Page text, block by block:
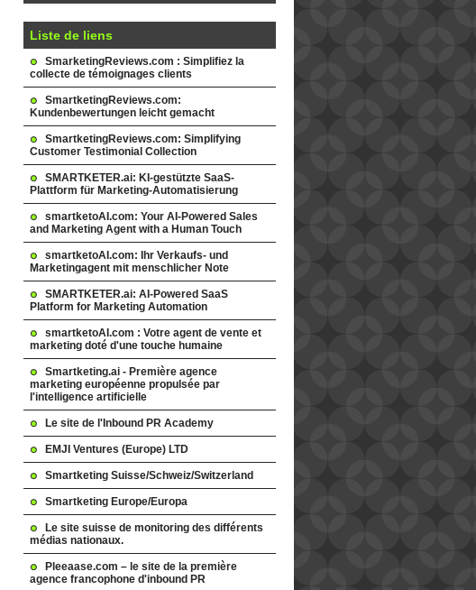
Liste de liens
SmarketingReviews.com : Simplifiez la
collecte de témoignages clients
SmartketingReviews.com:
Kundenbewertungen leicht gemacht
SmartketingReviews.com: Simplifying
Customer Testimonial Collection
SMARTKETER.ai: KI-gestützte SaaS-
Plattform für Marketing-Automatisierung
smartketoAI.com: Your AI-Powered Sales
and Marketing Agent with a Human Touch
smartketoAI.com: Ihr Verkaufs- und
Marketingagent mit menschlicher Note
SMARTKETER.ai: AI-Powered SaaS
Platform for Marketing Automation
smartketoAI.com : Votre agent de vente et
marketing doté d'une touche humaine
Smartketing.ai - Première agence
marketing européenne propulsée par
l'intelligence artificielle
Le site de l'Inbound PR Academy
EMJI Ventures (Europe) LTD
Smartketing Suisse/Schweiz/Switzerland
Smartketing Europe/Europa
Le site suisse de monitoring des différents
médias nationaux.
Pleeaase.com – le site de la première
agence francophone d'inbound PR